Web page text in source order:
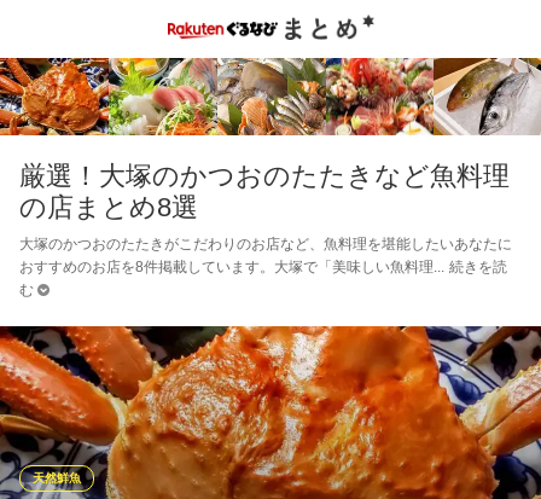
厳選！大塚のかつおのたたきなど魚料理
の店まとめ8選
大塚のかつおのたたきがこだわりのお店など、魚料理を堪能したいあなたに
おすすめのお店を8件掲載しています。大塚で「美味しい魚料理
続きを読
む
天然鮮魚